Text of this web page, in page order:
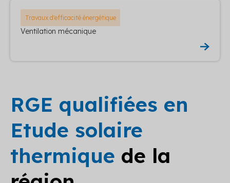
Travaux d'efficacité énergétique
Ventilation mécanique
RGE qualifiées en
Etude solaire
thermique de la